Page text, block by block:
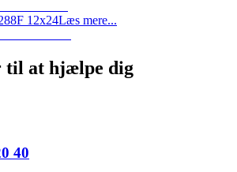
12x24Læs mere...
til at hjælpe dig
40